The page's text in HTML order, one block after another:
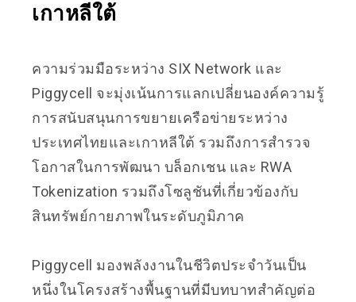
เกาหลีใต้
ความร่วมมือระหว่าง SIX Network และ
Piggycell จะมุ่งเน้นการแลกเปลี่ยนองค์ความรู้
การสนับสนุนการขยายเครือข่ายระหว่าง
ประเทศไทยและเกาหลีใต้ รวมถึงการสำรวจ
โอกาสในการพัฒนา บล็อกเชน และ RWA
Tokenization รวมถึงโซลูชันที่เกี่ยวข้องกับ
สินทรัพย์กายภาพในระดับภูมิภาค
Piggycell มองพลังงานในชีวิตประจำวันเป็น
หนึ่งในโครงสร้างพื้นฐานที่มีบทบาทสำคัญต่อ